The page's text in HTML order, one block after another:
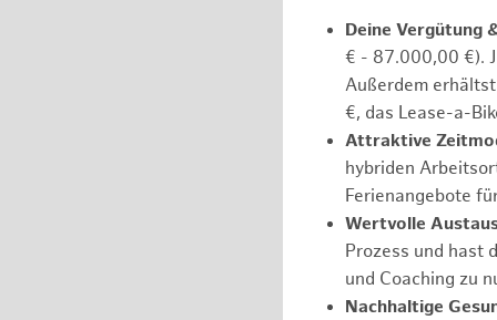
Deine Vergütung
€ - 87.000,00 €).
Außerdem
€, das Lease-a-
Attraktive
hybriden
Ferienangebote
Wertvolle
Prozess und hast
und Coaching zu
Nachhaltige